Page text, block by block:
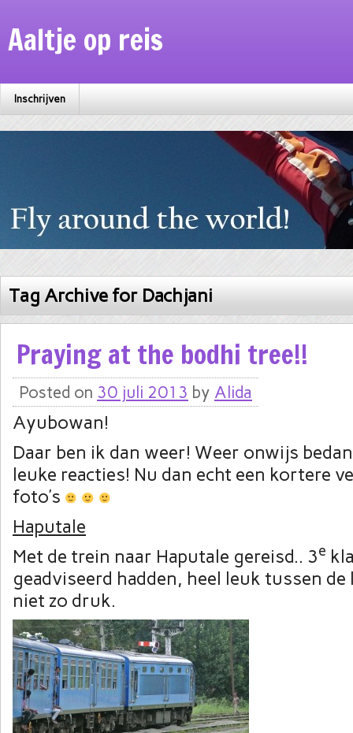
Aaltje op reis
Inschrijven
Tag Archive for Dachjani
Praying at the bodhi tree!!
Posted on 30 juli 2013 by Alida
Ayubowan!
Daar ben ik dan weer! Weer onwijs
leuke reacties! Nu dan echt een kortere
foto’s
Haputale
Met de trein naar Haputale gereisd.. 3e
geadviseerd hadden, heel leuk tussen
niet zo druk.